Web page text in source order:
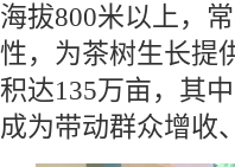
海拔800米以上，
性，为茶树生长提
积达135万亩，其
成为带动群众增收